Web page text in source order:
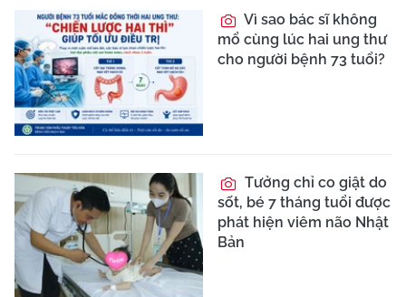
Vì sao bác sĩ không
mổ cùng lúc hai ung thư
cho người bệnh 73 tuổi?
Tưởng chỉ co giật do
sốt, bé 7 tháng tuổi được
phát hiện viêm não Nhật
Bản